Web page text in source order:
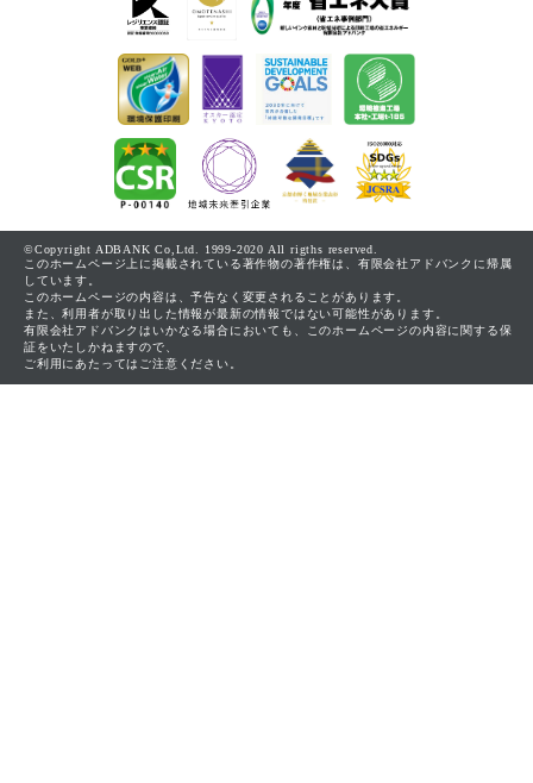
©Copyright ADBANK Co,Ltd. 1999-2020 All rigths reserved.
このホームページ上に掲載されている著作物の著作権は、有限会社アドバンクに帰属
しています。
このホームページの内容は、予告なく変更されることがあります。
また、利用者が取り出した情報が最新の情報ではない可能性があります。
有限会社アドバンクはいかなる場合においても、このホームページの内容に関する保
証をいたしかねますので、
ご利用にあたってはご注意ください。